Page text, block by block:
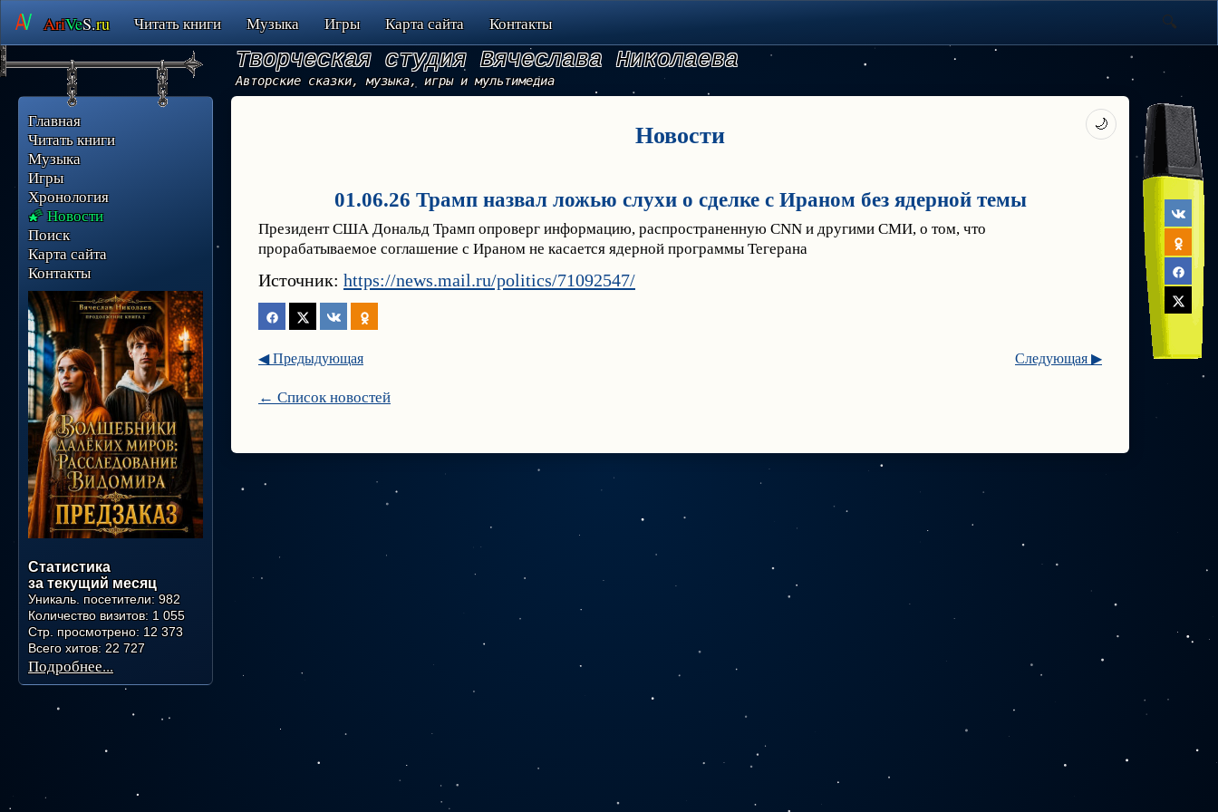
Творческая студия Вячеслава Николаева
Авторские сказки, музыка, игры и мультимедиа
AriVeS.ru Читать книги Музыка Игры Карта сайта Контакты
Новости
01.06.26 Трамп назвал ложью слухи о сделке с Ираном без ядерной темы
Президент США Дональд Трамп опроверг информацию, распространенную CNN и другими СМИ, о том, что
прорабатываемое соглашение с Ираном не касается ядерной программы Тегерана
Источник: https://news.mail.ru/politics/71092547/
Следующая ▶
◀ Предыдующая
← Список новостей
🌙
Главная
Читать книги
Музыка
Игры
Хронология
🌠 Новости
Поиск
Карта сайта
Контакты
Статистика
за текущий месяц
Уникаль. посетители: 982
Количество визитов: 1 055
Стр. просмотрено: 12 373
Всего хитов: 22 727
Подробнее...